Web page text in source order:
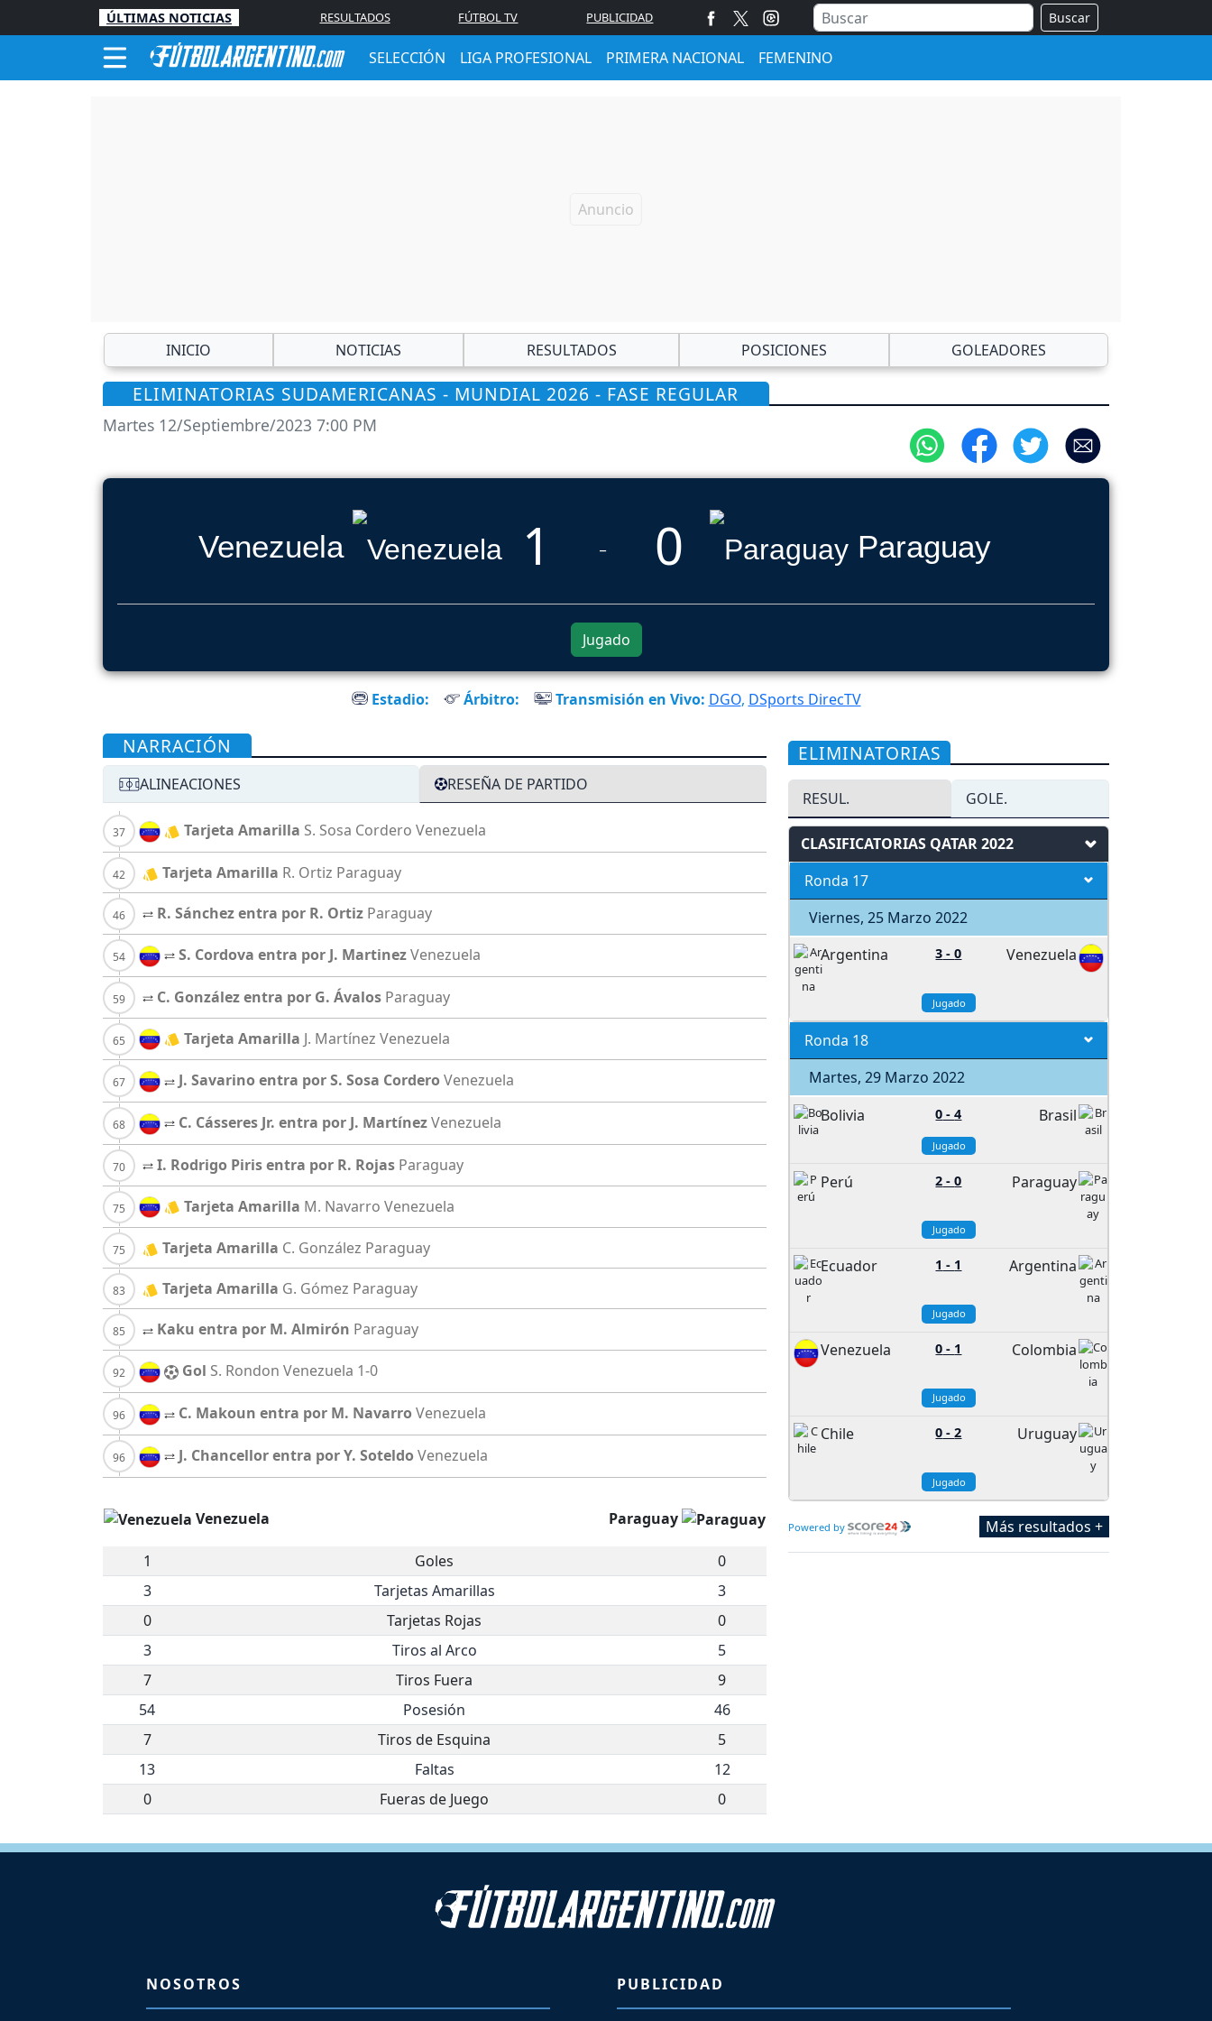
ÚLTIMAS NOTICIAS RESULTADOS FÚTBOL TV PUBLICIDAD Buscar
SELECCIÓN LIGA PROFESIONAL PRIMERA NACIONAL FEMENINO
INICIO NOTICIAS RESULTADOS POSICIONES GOLEADORES
ELIMINATORIAS SUDAMERICANAS - MUNDIAL 2026 - FASE REGULAR
Martes 12/Septiembre/2023 7:00 PM
Venezuela 1 0 Paraguay
Jugado
Estadio: Árbitro: Transmisión en Vivo: DGO, DSports DirecTV
NARRACIÓN
ALINEACIONES RESEÑA DE PARTIDO
Tarjeta Amarilla S. Sosa Cordero Venezuela
Tarjeta Amarilla R. Ortiz Paraguay
R. Sánchez entra por R. Ortiz Paraguay
S. Cordova entra por J. MartinezVenezuela
C. González entra por G. Ávalos Paraguay
Tarjeta Amarilla J. Martínez Venezuela
J. Savarino entra por S. Sosa Cordero Venezuela
C. Cásseres Jr. entra por J. MartínezVenezuela
I. Rodrigo Piris entra por R. Rojas Paraguay
Tarjeta Amarilla M. Navarro Venezuela
Tarjeta Amarilla C. González Paraguay
Tarjeta Amarilla G. Gómez Paraguay
Kaku entra por M. Almirón Paraguay
Gol S. Rondon Venezuela 1-0
C. Makoun entra por M. Navarro Venezuela
J. Chancellor entra por Y. Soteldo Venezuela
Venezuela Paraguay
1 Goles
0
3
Tarjetas Amarillas
3
0
Tarjetas Rojas
0
3
Tiros al Arco
5
7
Tiros Fuera
9
54
Posesión
46
7
Tiros de Esquina
5
13
Faltas
12
0
Fueras de Juego 0
ELIMINATORIAS
RESUL. GOLE.
CLASIFICATORIAS QATAR 2022
Ronda 17
Viernes, 25 Marzo 2022
Argentina
3 -0 Venezuela
Jugado
Ronda 18
Martes, 29 Marzo 2022
Bolivia
0 -4 Brasil
Jugado
Perú 2 -0 Paraguay
Jugado
Ecuador 1 - 1 Argentina
Jugado
Venezuela 0 - 1 Colombia
Jugado
Chile 0 -2 Uruguay
Jugado
Powered by Más resultados +
NOSOTROS PUBLICIDAD